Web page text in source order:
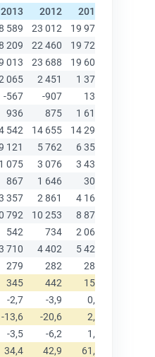
2013 2012 2011